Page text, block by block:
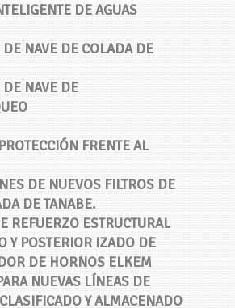
DE AGUAS
NAVE DE COLADA DE
NAVE DE
FRENTE AL
DE NUEVOS FILTROS DE
DE TANABE.
REFUERZO ESTRUCTURAL
Y POSTERIOR IZADO DE
DE HORNOS ELKEM
NUEVAS LÍNEAS DE
Y ALMACENADO